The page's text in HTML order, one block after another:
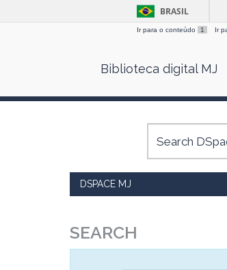
BRASIL
Ir para o conteúdo 1 Ir
Biblioteca digital MJ
DSPACE MJ
SEARCH